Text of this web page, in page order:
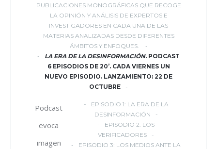
PUBLICACIONES MONOGRÁFICAS QUE RECOGE
LA OPINIÓN Y ANÁLISIS DE EXPERTOS E
INVESTIGADORES EN CADA UNA DE LAS
MATERIAS ANALIZADAS DESDE DIFERENTES
ÁMBITOS Y ENFOQUES.
LA ERA DE LA DESINFORMACIÓN. PODCAST
6 EPISODIOS DE 20’. CADA VIERNES UN
NUEVO EPISODIO. LANZAMIENTO: 22 DE
OCTUBRE
Podcast
evoca
imagen
EPISODIO 1: LA ERA DE LA
DESINFORMACIÓN
EPISODIO 2: LOS
VERIFICADORES
EPISODIO 3: LOS MEDIOS ANTE LA